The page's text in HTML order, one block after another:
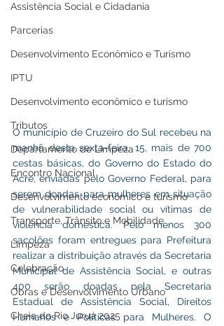
Assistência Social e Cidadania
Parcerias
Desenvolvimento Econômico e Turismo
IPTU
Desenvolvimento econômico e turismo
Tributos
Departamento de Limpeza
Encontro Nacional
Desenvolvimento econômico e turismo
Transporte, Trânsito e Mobilidade
Limpeza
Celebração
Obras e Desenvolvimento Urbano
Cheia do Rio Juruá 2025
O município de Cruzeiro do Sul recebeu na
manhã desta sexta-feira, 15, mais de 700
cestas básicas, do Governo do Estado do
Acre, enviadas pelo Governo Federal, para
serem doadas para mulheres em situação
de vulnerabilidade social ou vítimas de
violência doméstica. Pelo menos 300
sacolões foram entregues para Prefeitura
realizar a distribuição através da Secretaria
Municipal de Assistência Social, e outras
400 serão doadas pela Secretaria
Estadual de Assistência Social, Direitos
Humanos e Políticas para Mulheres. O